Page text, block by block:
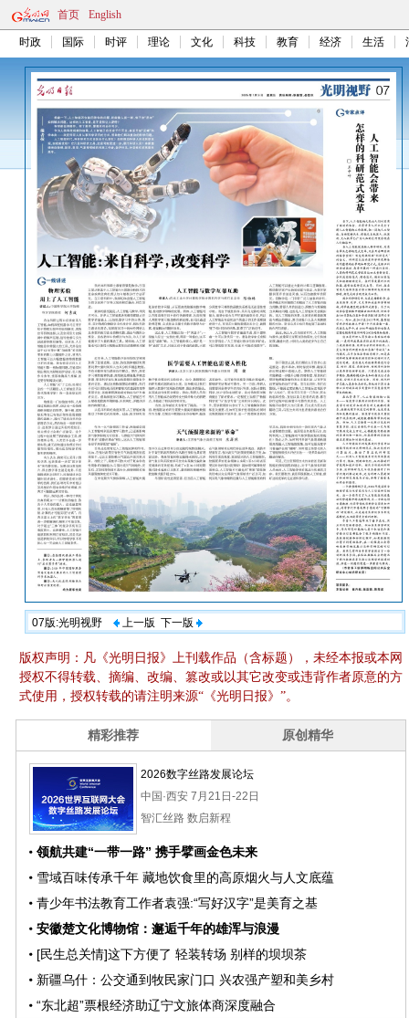
首页 English
时政 国际 时评 理论 文化 科技 教育 经济 生活
07版:光明视野 上一版 下一版
版权声明：凡《光明日报》上刊载作品（含标题），未经本报或本网
授权不得转载、摘编、改编、篡改或以其它改变或违背作者原意的方
式使用，授权转载的请注明来源“《光明日报》”。